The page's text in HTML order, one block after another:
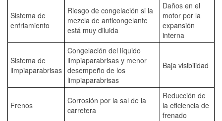
Sistema de
enfriamiento
Riesgo de congelación si la
mezcla de anticongelante
está muy diluida
Daños en el
motor por la
expansión
interna
Sistema de
limpiaparabrisas
Congelación del líquido
limpiaparabrisas y menor
desempeño de los
limpiaparabrisas
Baja visibilidad
Frenos
Corrosión por la sal de la
carretera
Reducción de
la eficiencia de
frenado